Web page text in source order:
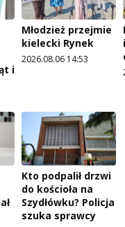
i
Młodzież przejmie
kielecki Rynek
2026.08.06 14:53
Kto podpalił drzwi
do kościoła na
Szydłówku? Policja
szuka sprawcy